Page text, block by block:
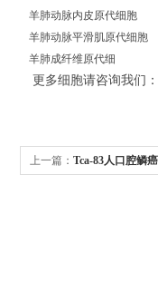
羊肺动脉内皮原代细胞
羊肺动脉平滑肌原代细胞
羊肺成纤维原代细
更多细胞请咨询我们：
上一篇： Tca-83人口腔鳞